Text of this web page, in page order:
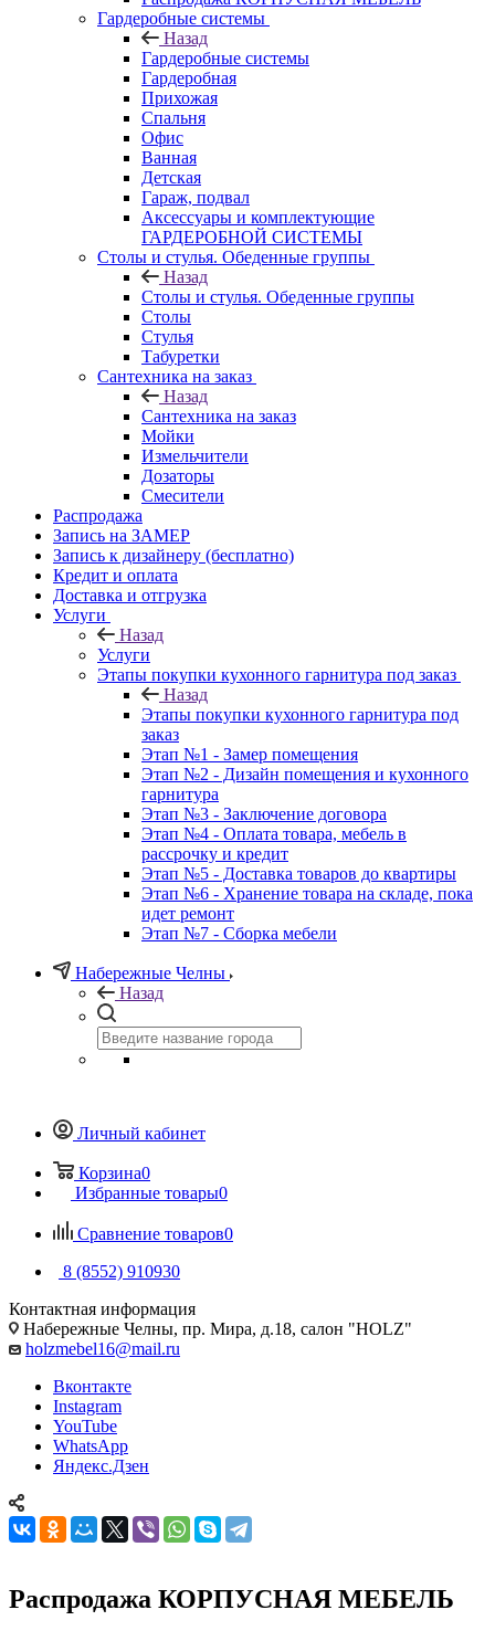
Гардеробные системы
Назад
Гардеробные системы
Гардеробная
Прихожая
Спальня
Офис
Ванная
Детская
Гараж, подвал
Аксессуары и комплектующие
ГАРДЕРОБНОЙ СИСТЕМЫ
Столы и стулья. Обеденные группы
Назад
Столы и стулья. Обеденные группы
Столы
Стулья
Табуретки
Сантехника на заказ
Назад
Сантехника на заказ
Мойки
Измельчители
Дозаторы
Смесители
Распродажа
Запись на ЗАМЕР
Запись к дизайнеру (бесплатно)
Кредит и оплата
Доставка и отгрузка
Услуги
Назад
Услуги
Этапы покупки кухонного гарнитура под заказ
Назад
Этапы покупки кухонного гарнитура под
заказ
Этап №1 - Замер помещения
Этап №2 - Дизайн помещения и кухонного
гарнитура
Этап №3 - Заключение договора
Этап №4 - Оплата товара, мебель в
рассрочку и кредит
Этап №5 - Доставка товаров до квартиры
Этап №6 - Хранение товара на складе, пока
идет ремонт
Этап №7 - Сборка мебели
Набережные Челны
Назад
Личный кабинет
Корзина0
Избранные товары0
Сравнение товаров0
8 (8552) 910930
Контактная информация
Набережные Челны, пр. Мира, д.18, салон "HOLZ"
holzmebel16@mail.ru
Вконтакте
Instagram
YouTube
WhatsApp
Яндекс.Дзен
Распродажа КОРПУСНАЯ МЕБЕЛЬ